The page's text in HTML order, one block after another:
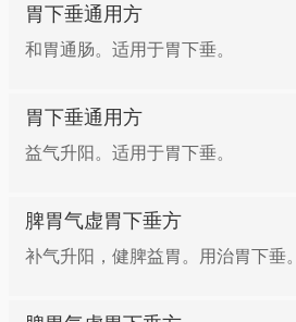
胃下垂通用方
和胃通肠。适用于胃下垂。
胃下垂通用方
益气升阳。适用于胃下垂。
脾胃气虚胃下垂方
补气升阳，健脾益胃。用治胃下垂。